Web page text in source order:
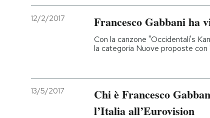
NEWSLETTER
I MIEI PREFERITI
12/2/2017 Francesco Gabbani ha
Con la canzone "Occidentali's
la categoria Nuove proposte con
13/5/2017
Chi è Francesco
l’Italia all’Eurovision